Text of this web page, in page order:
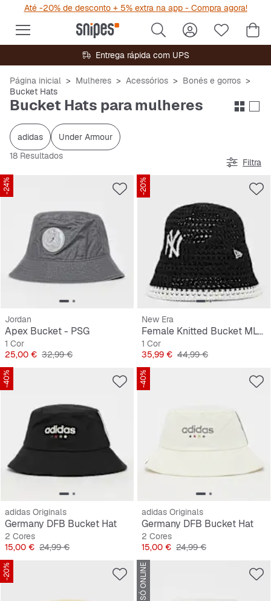
Até -20% de desconto + 5% extra na app - Compra agora!
Entrega rápida com UPS
Página inicial Mulheres Acessórios
Bonés e gorros
Bucket Hats
Bucket Hats para mulheres
adidas
Under Armour
18 Resultados
Filtra
-24%
Jordan
Apex Bucket - PSG
1 Cor
Preço
25,00 € Preço original
32,99 €
-20%
New Era
Female Knitted Bucket MLB New York Yankees
1 Cor
Preço
35,99 € Preço original
44,99 €
-40%
adidas Originals
Germany DFB Bucket Hat
2 Cores
Preço
15,00 € Preço original
24,99 €
-40%
adidas Originals
Germany DFB Bucket Hat
2 Cores
Preço
15,00 € Preço original
24,99 €
-20% SÓ ONLINE